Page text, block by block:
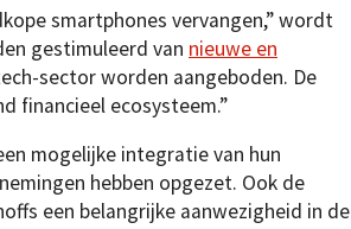
smartphones vervangen,” wordt
gestimuleerd van nieuwe en
sector worden aangeboden. De
financieel ecosysteem.”
mogelijke integratie van hun
hebben opgezet. Ook de
een belangrijke aanwezigheid in de